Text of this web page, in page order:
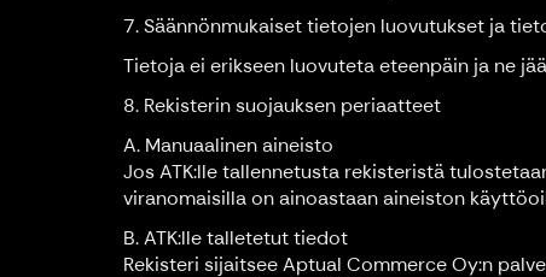
7. Säännönmukaiset tietojen luovutukset ja
Tietoja ei erikseen luovuteta eteenpäin ja ne
8. Rekisterin suojauksen periaatteet
A. Manuaalinen aineisto
Jos ATK:lle tallennetusta rekisteristä
viranomaisilla on ainoastaan aineiston
B. ATK:lle talletetut tiedot
Rekisteri sijaitsee Aptual Commerce Oy:n